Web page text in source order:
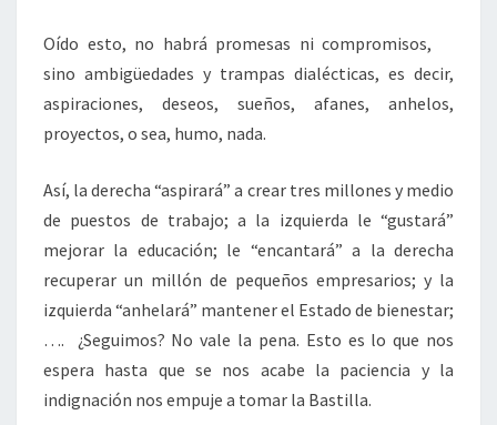
Oído esto, no habrá promesas ni compromisos,
sino ambigüedades y trampas dialécticas, es decir,
aspiraciones, deseos, sueños, afanes, anhelos,
proyectos, o sea, humo, nada.
Así, la derecha “aspirará” a crear tres millones y medio
de puestos de trabajo; a la izquierda le “gustará”
mejorar la educación; le “encantará” a la derecha
recuperar un millón de pequeños empresarios; y la
izquierda “anhelará” mantener el Estado de bienestar;
…. ¿Seguimos? No vale la pena. Esto es lo que nos
espera hasta que se nos acabe la paciencia y la
indignación nos empuje a tomar la Bastilla.